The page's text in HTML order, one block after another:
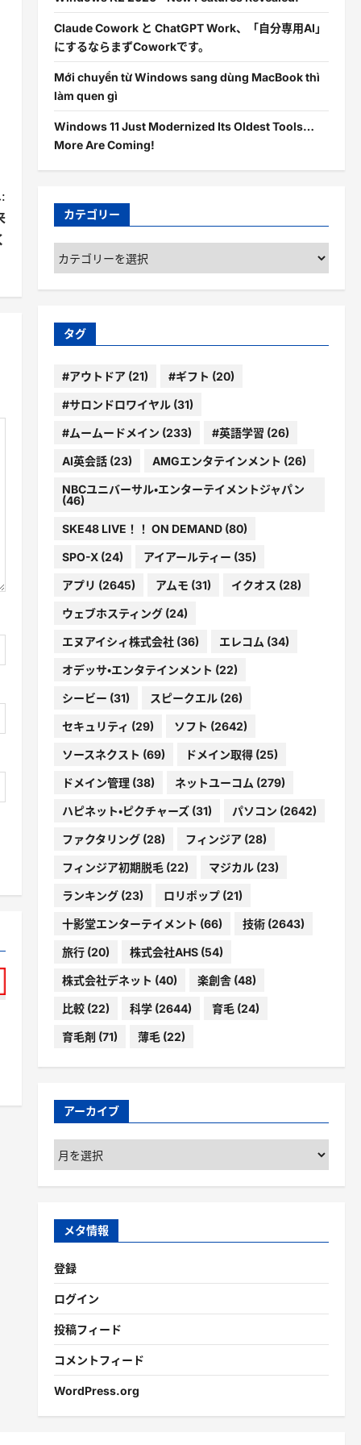
Claude Cowork と ChatGPT Work、「自分専用AI」
にするならまずCoworkです。
Mới chuyển từ Windows sang dùng MacBook thì
làm quen gì
Windows 11 Just Modernized Its Oldest Tools…
More Are Coming!
カテゴリー
カ
テ
ゴ
ー
タグ
#アウトドア(21) #ギフト (20)
#サロンドロワイヤル(31)
#ムームードメイン (233) #英語学習 (26)
AI英会話(23) AMGエンタテインメント (26)
NBCユニバーサル・エンターテイメントジャパン
(46)
SKE48 LIVE！！ ON DEMAND(80)
SPO-X(24) アイアールティー (35)
アプリ (2645) アムモ (31) イクオス (28)
ウェブホスティング(24)
エヌアイシィ株式会社(36) エレコム (34)
オデッサ・エンタテインメント (22)
シービー (31) スピークエル(26)
セキュリティ (29) ソフト (2642)
ソースネクスト (69) ドメイン取得(25)
ドメイン管理(38) ネットユーコム (279)
ハピネット・ピクチャーズ(31) パソコン (2642)
ファクタリング(28) フィンジア(28)
フィンジア初期脱毛(22) マジカル(23)
ランキング(23) ロリポップ(21)
十影堂エンターテイメント (66) 技術(2643)
旅行(20) 株式会社AHS(54)
株式会社デネット (40) 楽創舎(48)
比較(22) 科学(2644) 育毛(24)
育毛剤 (71) 薄毛(22)
アーカイブ
ア
ー
カ
ブ
メタ情報
登録
ログイン
投稿フィード
コメントフィード
WordPress.org